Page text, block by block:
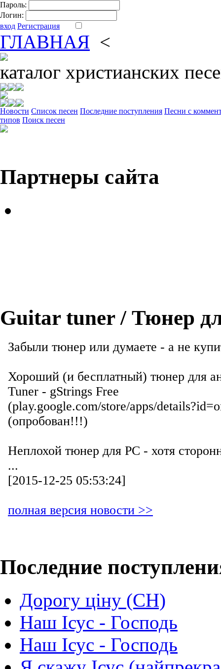
Пароль:
Логин:
вход Регистрация
ГЛАВНАЯ <
каталог христианских
Новости Cписок песен Последние поступления Песни с
типов Поиск песен
Партнеры сайта
Guitar tuner / Тюнер
Забыли тюнер или думаете - а не
Хороший (и бесплатный) тюнер для
Tuner - gStrings Free
(play.google.com/store/apps/
(опробован!!!)
Неплохой тюнер для РС - хотя
...
[2015-12-25 05:53:24]
полная версия новости >>
Последние
Дорогу ціну (СН)
Наш Ісус - Господь
Наш Ісус - Господь